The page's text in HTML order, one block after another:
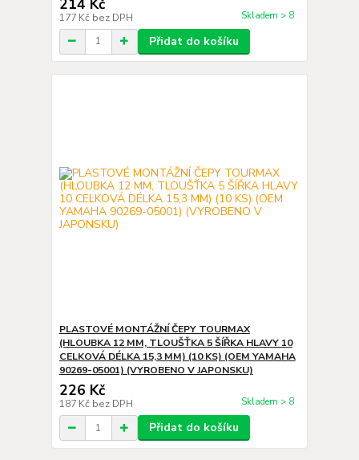
177 Kč bez DPH Skladem > 8
Přidat do košíku
PLASTOVÉ MONTÁŽNÍ ČEPY TOURMAX
(HLOUBKA 12 MM, TLOUŠŤKA 5 ŠÍŘKA HLAVY 10
CELKOVÁ DÉLKA 15,3 MM) (10 KS) (OEM YAMAHA
90269-05001) (VYROBENO V JAPONSKU)
226 Kč
187 Kč bez DPH Skladem > 8
Přidat do košíku